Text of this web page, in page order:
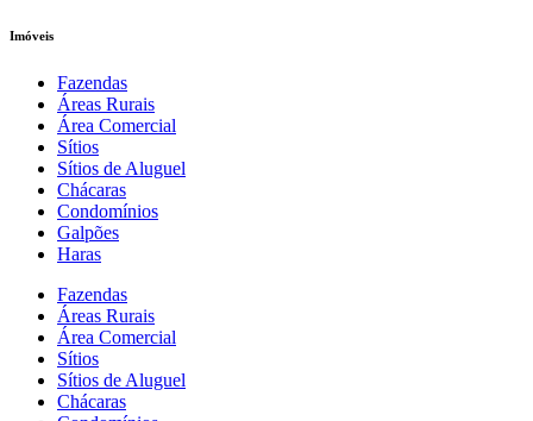
Imóveis
Fazendas
Áreas Rurais
Área Comercial
Sítios
Sítios de Aluguel
Chácaras
Condomínios
Galpões
Haras
Fazendas
Áreas Rurais
Área Comercial
Sítios
Sítios de Aluguel
Chácaras